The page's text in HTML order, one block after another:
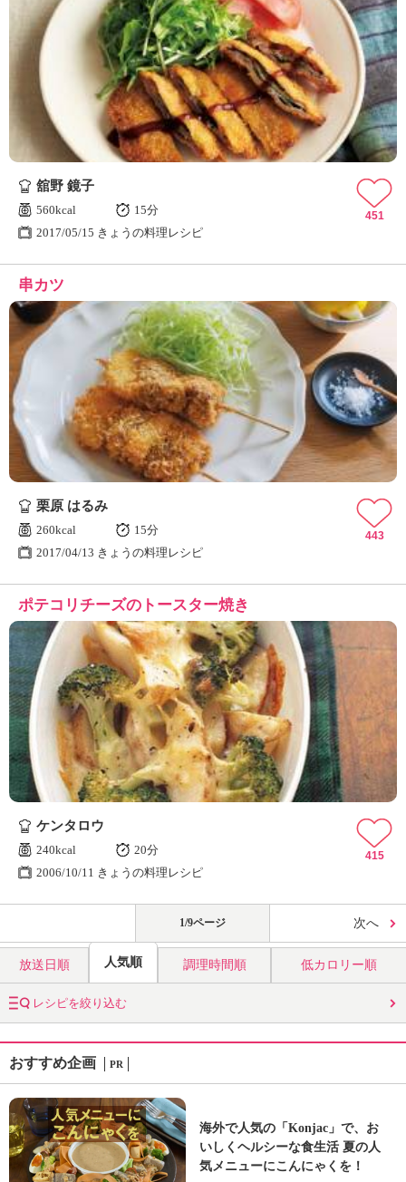
舘野 鏡子
560kcal
15分
2017/05/15 きょうの料理レシピ
451
串カツ
栗原 はるみ
260kcal
15分
2017/04/13 きょうの料理レシピ
443
ポテコリチーズのトースター焼き
ケンタロウ
240kcal
20分
2006/10/11 きょうの料理レシピ
415
1/9ページ 次へ
放送日順 人気順 調理時間順 低カロリー順
レシピを絞り込む
おすすめ企画 PR
海外で人気の「Konjac」で、お
いしくヘルシーな食生活 夏の人
気メニューにこんにゃくを！